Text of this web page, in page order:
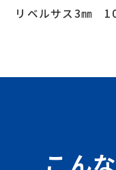
リベルサス3㎜